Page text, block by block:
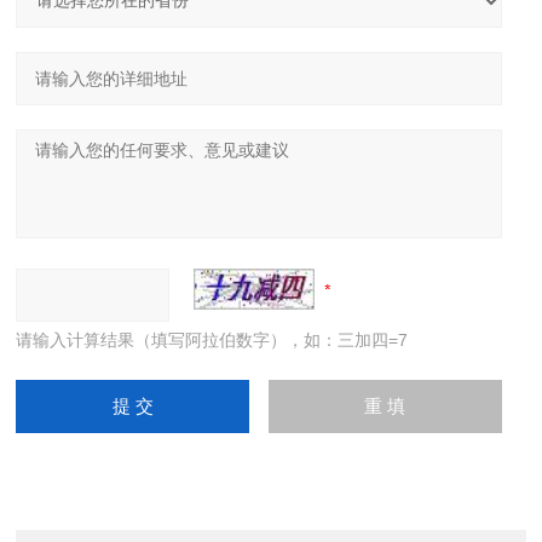
请输入计算结果（填写阿拉伯数字），如：三加四=7